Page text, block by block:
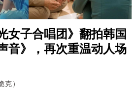
女子合唱团》翻拍韩国
音》，再次重温动人场
克）